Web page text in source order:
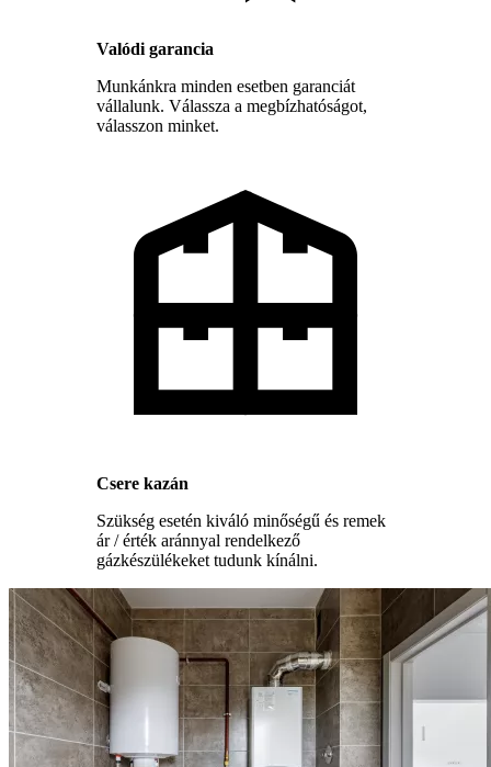
Valódi garancia
Munkánkra minden esetben garanciát
vállalunk. Válassza a megbízhatóságot,
válasszon minket.
Csere kazán
Szükség esetén kiváló minőségű és remek
ár / érték aránnyal rendelkező
gázkészülékeket tudunk kínálni.